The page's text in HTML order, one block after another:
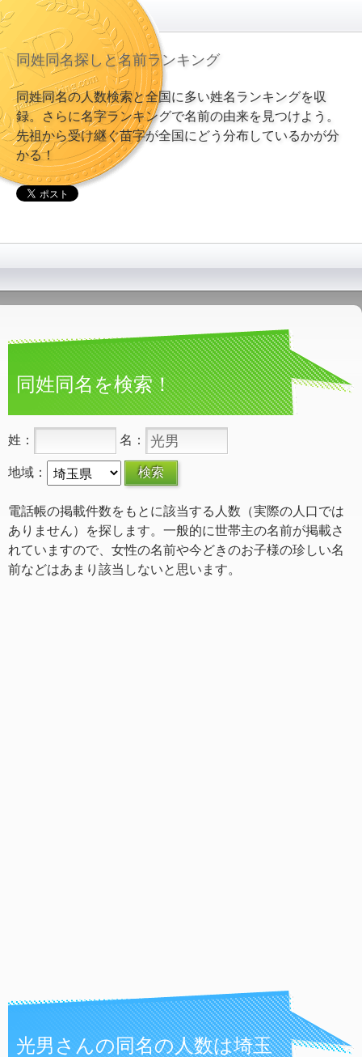
同姓同名探しと名前ランキング
同姓同名の人数検索と全国に多い姓名ランキングを収
録。さらに名字ランキングで名前の由来を見つけよう。
先祖から受け継ぐ苗字が全国にどう分布しているかが分
かる！
同姓同名を検索！
姓： 名：
地域：
電話帳の掲載件数をもとに該当する人数（実際の人口では
ありません）を探します。一般的に世帯主の名前が掲載さ
れていますので、女性の名前や今どきのお子様の珍しい名
前などはあまり該当しないと思います。
光男さんの同名の人数は埼玉